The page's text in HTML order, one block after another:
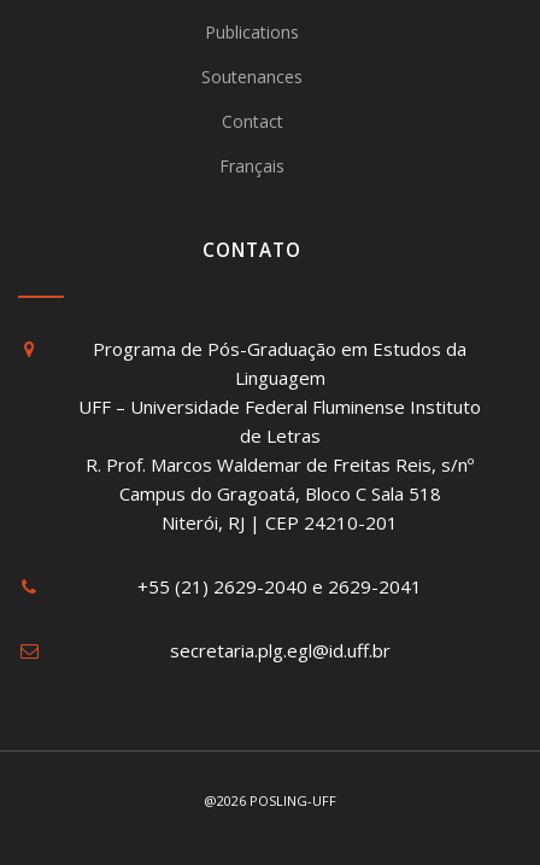
Publications
Soutenances
Contact
Français
CONTATO
Programa de Pós-Graduação em Estudos da
Linguagem
UFF – Universidade Federal Fluminense Instituto
de Letras
R. Prof. Marcos Waldemar de Freitas Reis, s/nº
Campus do Gragoatá, Bloco C Sala 518
Niterói, RJ | CEP 24210-201
+55 (21) 2629-2040 e 2629-2041
secretaria.plg.egl@id.uff.br
@2026 POSLING-UFF